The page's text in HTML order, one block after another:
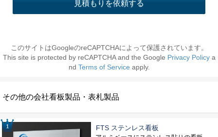
このサイトはGoogleのreCAPTCHAによって保護されています。
This site is protected by reCAPTCHA and the Google Privacy Policya
nd Terms of Service apply.
その他の会社看板製品・表札製品
FTS ステンレス看板